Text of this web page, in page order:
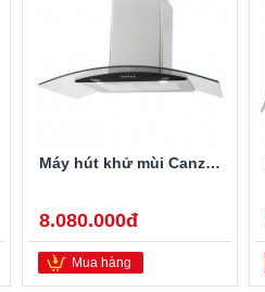
Máy hút khử mùi Canzy CZ-90D1
8.080.000đ
Mua hàng